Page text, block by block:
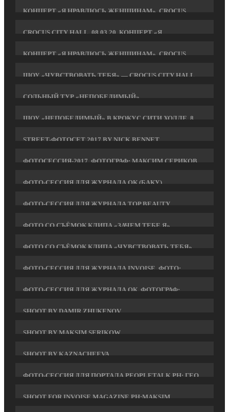
ВЛАДИМИР СОКОЛОВ
КОНЦЕРТ «Я НРАВЛЮСЬ ЖЕНЩИНАМ». CROCUS
CROCUS CITY HALL. 08.03.20. КОНЦЕРТ «Я
КОНЦЕРТ «Я НРАВЛЮСЬ ЖЕНЩИНАМ». CROCUS
ШОУ «ЧУВСТВОВАТЬ ТЕБЯ» — CROCUS CITY HALL,
СОЛЬНЫЙ ТУР «НЕПОБЕДИМЫЙ»
ШОУ «НЕПОБЕДИМЫЙ» В КРОКУС СИТИ ХОЛЛЕ. 8
STREET-ФОТОСЕТ 2017 BY NICK BENNET
ФОТОСЕССИЯ-2017. ФОТОГРАФ: МАКСИМ СЕРИКОВ
ФОТО-СЕССИЯ ДЛЯ ЖУРНАЛА ОК (БАКУ).
ФОТО-СЕССИЯ ДЛЯ ЖУРНАЛА TOP BEAUTY.
ФОТО СО СЪЁМОК КЛИПА «ЗАЧЕМ ТЕБЕ Я»
ФОТО СО СЪЁМОК КЛИПА «ЧУВСТВОВАТЬ ТЕБЯ»
ФОТО-СЕССИЯ ДЛЯ ЖУРНАЛА INVOISE. ФОТО:
ФОТО-СЕССИЯ ДЛЯ ЖУРНАЛА ОК. ФОТОГРАФ:
SHOOT BY DAMIR ZHUKENOV
SHOOT BY MAKSIM SERIKOW
SHOOT BY KAZNACHEEVA
ФОТО-СЕССИЯ ДЛЯ ПОРТАЛА PEOPLETALK PH: ГЕО
SHOOT FOR INVOISE MAGAZINE PH:MAKSIM